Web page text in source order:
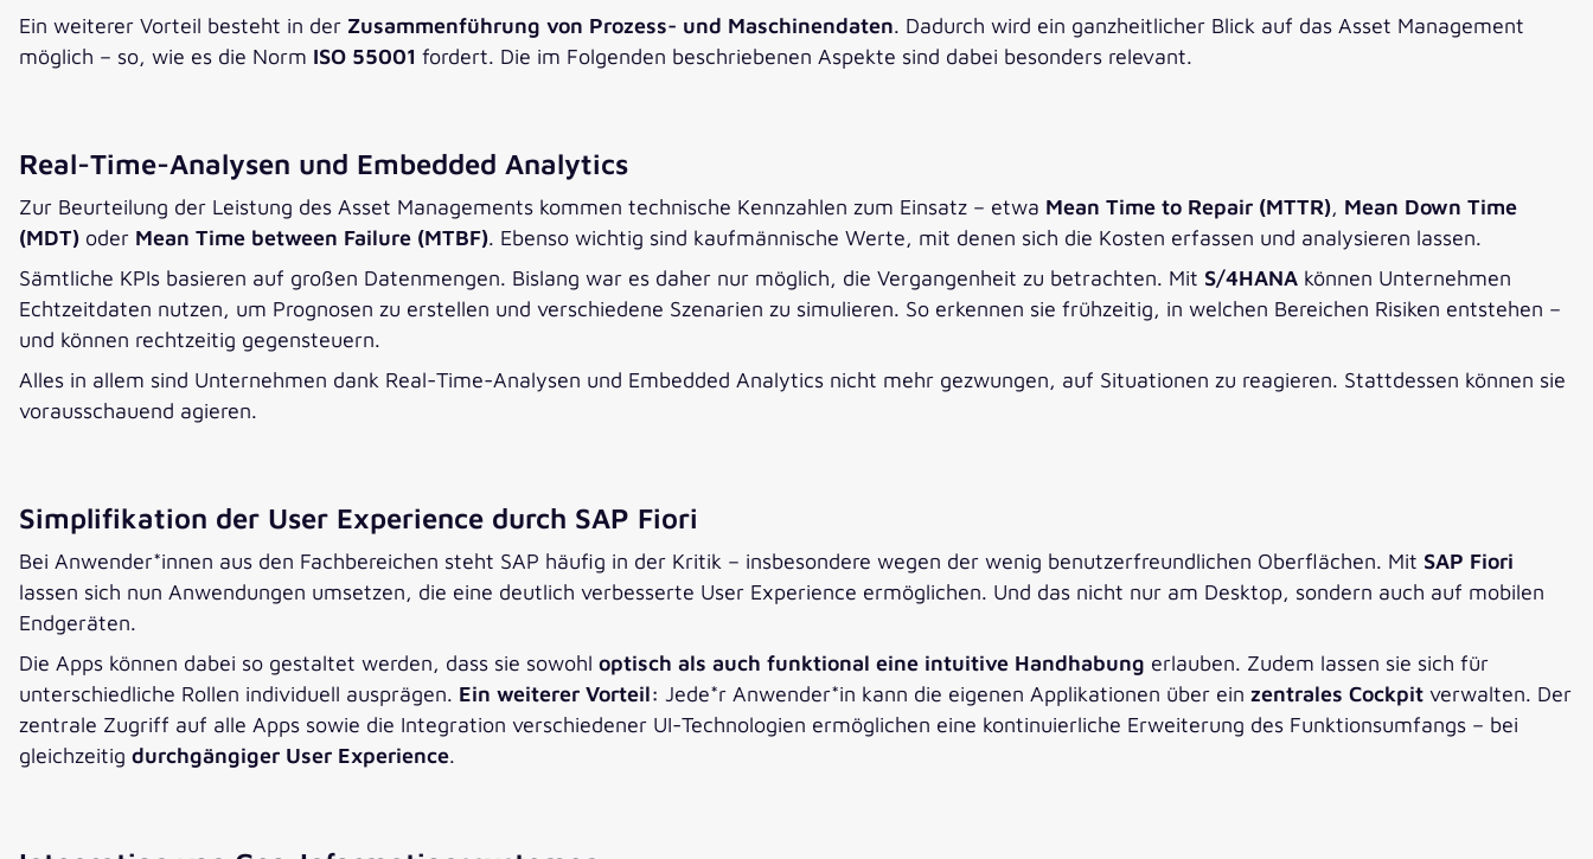
Ein weiterer Vorteil besteht in der Zusammenführung von Prozess- und Maschinendaten. Dadurch wird ein ganzheitlicher Blick auf das Asset Management
möglich – so, wie es die Norm ISO 55001 fordert. Die im Folgenden beschriebenen Aspekte sind dabei besonders relevant.
Real-Time-Analysen und Embedded Analytics
Zur Beurteilung der Leistung des Asset Managements kommen technische Kennzahlen zum Einsatz – etwa Mean Time to Repair (MTTR), Mean Down Time
(MDT) oder Mean Time between Failure (MTBF). Ebenso wichtig sind kaufmännische Werte, mit denen sich die Kosten erfassen und analysieren lassen.
Sämtliche KPIs basieren auf großen Datenmengen. Bislang war es daher nur möglich, die Vergangenheit zu betrachten. Mit S/4HANA können Unternehmen
Echtzeitdaten nutzen, um Prognosen zu erstellen und verschiedene Szenarien zu simulieren. So erkennen sie frühzeitig, in welchen Bereichen Risiken entstehen –
und können rechtzeitig gegensteuern.
Alles in allem sind Unternehmen dank Real-Time-Analysen und Embedded Analytics nicht mehr gezwungen, auf Situationen zu reagieren. Stattdessen können sie
vorausschauend agieren.
Simplifikation der User Experience durch SAP Fiori
Bei Anwender*innen aus den Fachbereichen steht SAP häufig in der Kritik – insbesondere wegen der wenig benutzerfreundlichen Oberflächen. Mit SAP Fiori
lassen sich nun Anwendungen umsetzen, die eine deutlich verbesserte User Experience ermöglichen. Und das nicht nur am Desktop, sondern auch auf mobilen
Endgeräten.
Die Apps können dabei so gestaltet werden, dass sie sowohl optisch als auch funktional eine intuitive Handhabung erlauben. Zudem lassen sie sich für
unterschiedliche Rollen individuell ausprägen. Ein weiterer Vorteil: Jede*r Anwender*in kann die eigenen Applikationen über ein zentrales Cockpit verwalten. Der
zentrale Zugriff auf alle Apps sowie die Integration verschiedener UI-Technologien ermöglichen eine kontinuierliche Erweiterung des Funktionsumfangs – bei
gleichzeitig durchgängiger User Experience.